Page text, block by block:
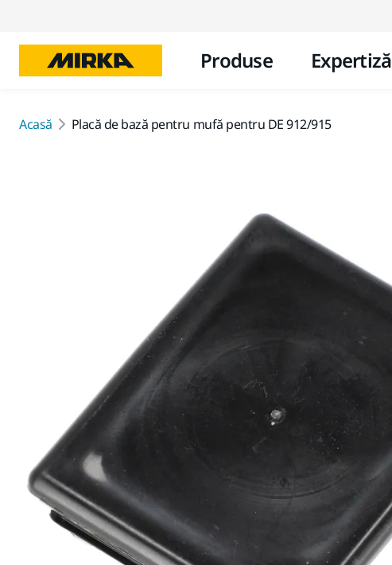
Produse Expertiză
Acasă Placă de bază pentru mufă pentru DE 912/915